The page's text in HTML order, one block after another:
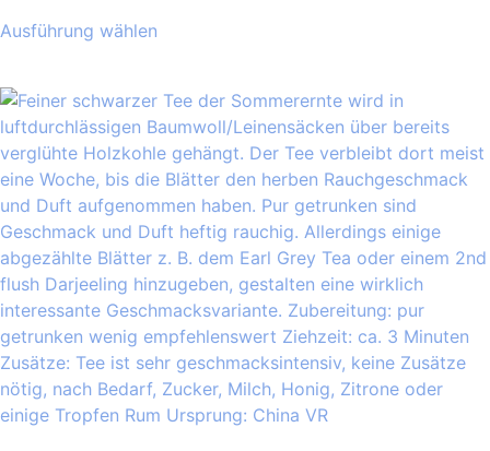
Ausführung wählen